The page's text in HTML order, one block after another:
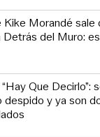
Morandé sale
Detrás del Muro:
Que Decirlo”:
despido y ya son